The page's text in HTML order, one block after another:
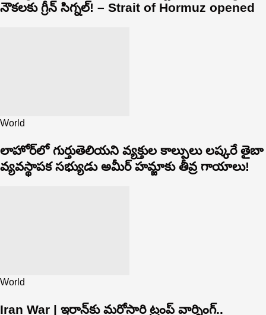
నౌకలకు గ్రీన్ సిగ్నల్! – Strait of Hormuz opened
World
లాహోర్‌లో గుర్తుతెలియని వ్యక్తుల కాల్పులు లష్కరే తైబా
వ్యవస్థాపక సభ్యుడు అమీర్ హమ్జాకు తీవ్ర గాయాలు!
World
Iran War | ఇరాన్‌కు మరోసారి ట్రంప్ వార్నింగ్..